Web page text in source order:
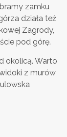
zamku
działa też
Zagrody,
pod górę.
okolicą. Warto
z murów